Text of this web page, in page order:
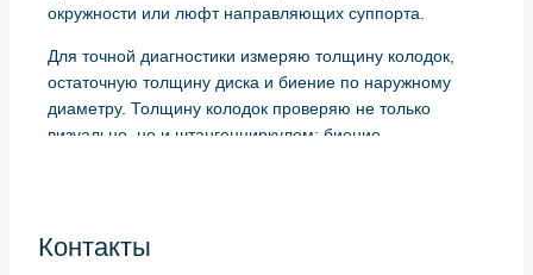
окружности или люфт направляющих суппорта.
Для точной диагностики измеряю толщину колодок,
остаточную толщину диска и биение по наружному
диаметру. Толщину колодок проверяю не только
визуально, но и штангенциркулем; биение
Стандарты износа и допустимые
Контакты